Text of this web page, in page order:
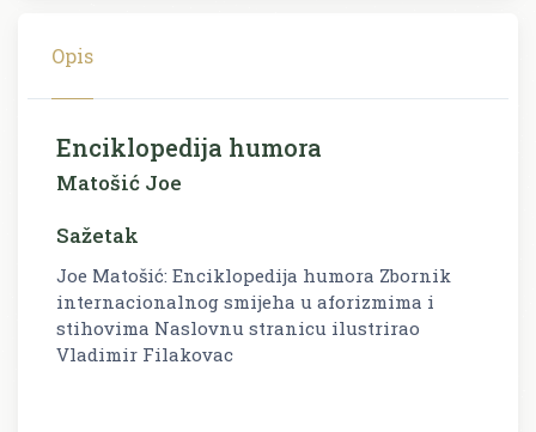
Opis
Enciklopedija humora
Matošić Joe
Sažetak
Joe Matošić: Enciklopedija humora Zbornik
internacionalnog smijeha u aforizmima i
stihovima Naslovnu stranicu ilustrirao
Vladimir Filakovac